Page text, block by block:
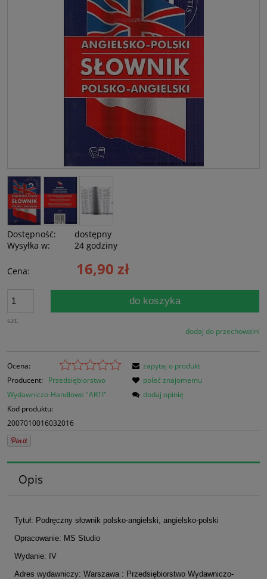
Dostępność:
dostępny
Wysyłka w:
24 godziny
Cena: 16,90 zł
szt.
do koszyka
dodaj do przechowalni
Ocena:
Producent:
Przedsiębiorstwo
Wydawniczo-Handlowe "ARTI"
Kod produktu:
2007010016032016
zapytaj o produkt
poleć znajomemu
dodaj opinię
Opis
Tytuł: Podręczny słownik polsko-angielski, angielsko-polski
Opracowanie: MS Studio
Wydanie: IV
Adres wydawniczy: Warszawa : Przedsiębiorstwo Wydawniczo-